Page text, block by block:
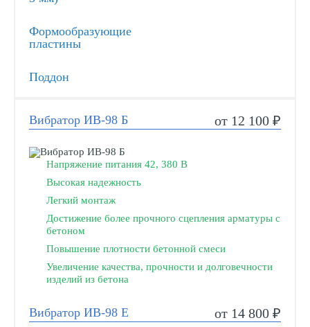
Формообразующие
пластины
Поддон
Вибратор ИВ-98 Б от 12 100 ₽
Напряжение питания 42, 380 В
Высокая надежность
Легкий монтаж
Достижение более прочного сцепления арматуры с
бетоном
Повышение плотности бетонной смеси
Увеличение качества, прочности и долговечности
изделий из бетона
Вибратор ИВ-98 Е от 14 800 ₽